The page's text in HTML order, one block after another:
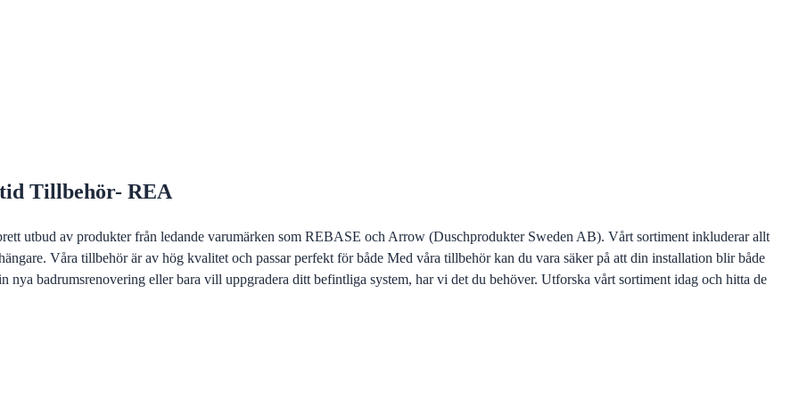
Tillbehör- REA
utbud av produkter från ledande varumärken som REBASE och Arrow (Duschprodukter Sweden AB). Vårt sortiment inkluderar allt
Våra tillbehör är av hög kvalitet och passar perfekt för både Med våra tillbehör kan du vara säker på att din installation blir både
badrumsrenovering eller bara vill uppgradera ditt befintliga system, har vi det du behöver. Utforska vårt sortiment idag och hitta de